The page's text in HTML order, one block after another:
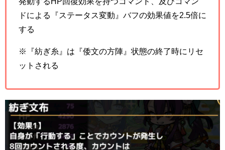
ドによる『ステータス変動』バフの効果値を2.5倍に
する
※『紡ぎ糸』は『倭文の方陣』状態の終了時にリセ
ットされる